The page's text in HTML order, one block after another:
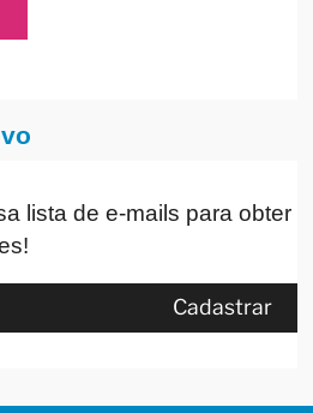
lista de e-mails para obter
Cadastrar